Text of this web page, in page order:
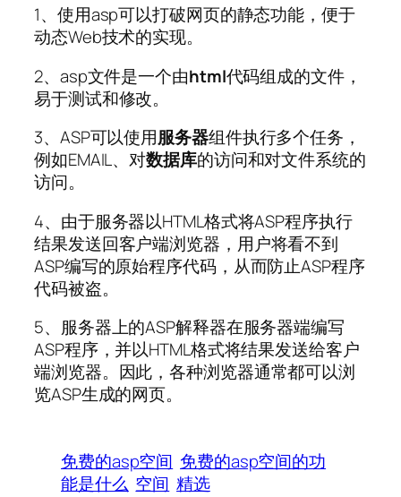
1、使用asp可以打破网页的静态功能，便于
动态Web技术的实现。
2、asp文件是一个由html代码组成的文件，
易于测试和修改。
3、ASP可以使用服务器组件执行多个任务，
例如EMAIL、对数据库的访问和对文件系统的
访问。
4、由于服务器以HTML格式将ASP程序执行
结果发送回客户端浏览器，用户将看不到
ASP编写的原始程序代码，从而防止ASP程序
代码被盗。
5、服务器上的ASP解释器在服务器端编写
ASP程序，并以HTML格式将结果发送给客户
端浏览器。因此，各种浏览器通常都可以浏
览ASP生成的网页。
免费的asp空间 免费的asp空间的功
能是什么 空间 精选